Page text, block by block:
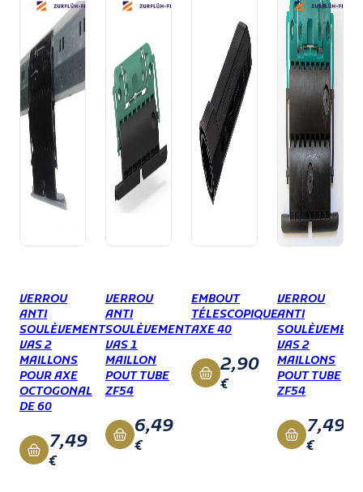
VERROU
ANTI
SOULÈVEMENT
VAS 2
MAILLONS
POUR AXE
OCTOGONAL
DE 60
7,49
€
VERROU
ANTI
SOULÈVEMENT
VAS 1
MAILLON
POUT TUBE
ZF54
6,49
€
EMBOUT
TÉLESCOPIQUE
AXE 40
2,90
€
VERROU
ANTI
SOULÈVEMENT
VAS 2
MAILLONS
POUT TUBE
ZF54
7,49
€